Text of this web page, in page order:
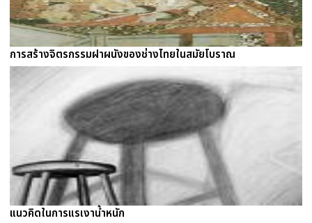
การสร้างจิตรกรรมฝาผนังของช่างไทยในสมัยโบราณ
แนวคิดในการแรเงาน้ำหนัก